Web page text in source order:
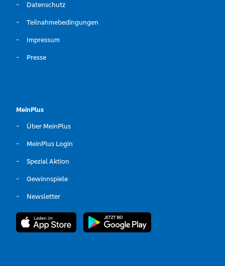
Datenschutz
Teilnahmebedingungen
Impressum
Presse
MeinPlus
Über MeinPlus
MeinPlus Login
Spezial Aktion
Gewinnspiele
Newsletter